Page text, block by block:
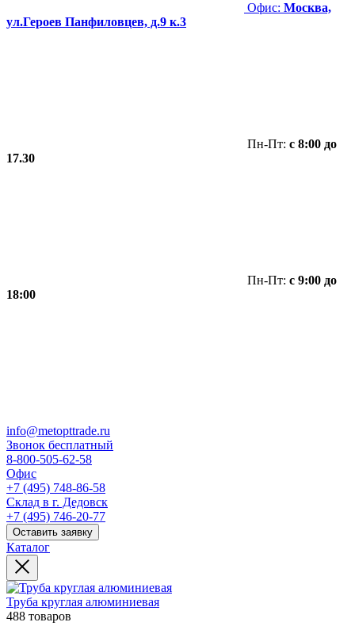
Офис: Москва,
ул.Героев Панфиловцев, д.9 к.3
Пн-Пт: с 8:00 до
17.30
Пн-Пт: с 9:00 до
18:00
info@metopttrade.ru
Звонок бесплатный
8-800-505-62-58
Офис
+7 (495) 748-86-58
Склад в г. Дедовск
+7 (495) 746-20-77
Оставить заявку
Каталог
Труба круглая алюминиевая
488 товаров